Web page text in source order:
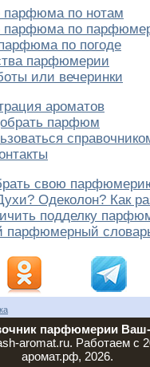
парфюма по нотам
парфюма по
по погоде
парфюмерии
или вечеринки
ароматов
парфюм
свою
Одеколон? Как
подделку
парфюмерный
парфюмерии
aromat.ru. Работаем с
аромат.рф, 2026.